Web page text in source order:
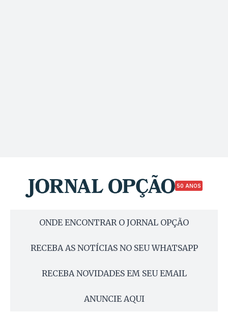
50 ANOS
ONDE ENCONTRAR O JORNAL OPÇÃO
RECEBA AS NOTÍCIAS NO SEU WHATSAPP
RECEBA NOVIDADES EM SEU EMAIL
ANUNCIE AQUI